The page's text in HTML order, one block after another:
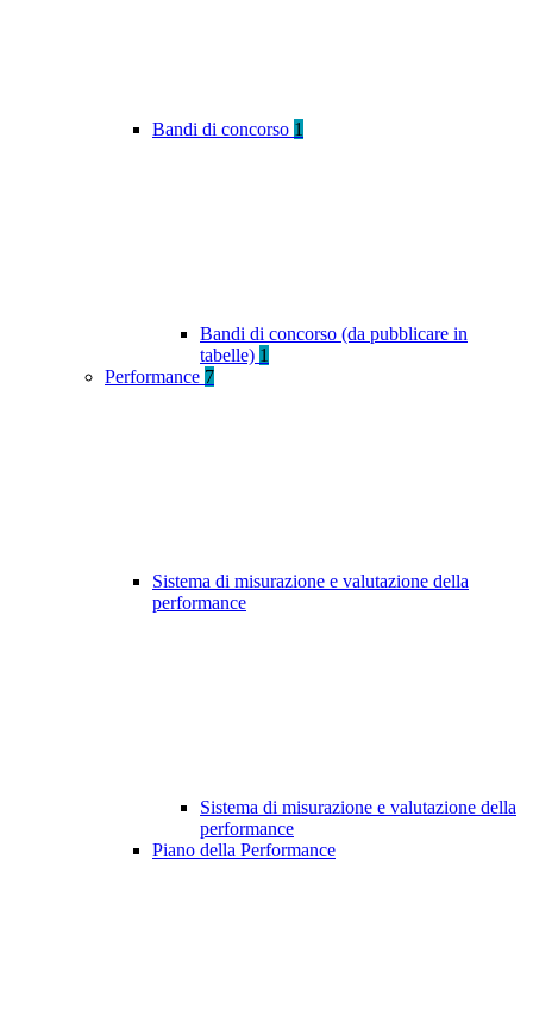
Bandi di concorso 1
Bandi di concorso (da pubblicare in
tabelle) 1
Performance 7
Sistema di misurazione e valutazione della
performance
Sistema di misurazione e valutazione della
performance
Piano della Performance